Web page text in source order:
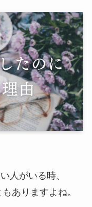
人がいる時、
ありますよね。